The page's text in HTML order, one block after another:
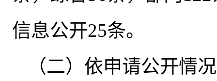
信息公开25条。
（二）依申请公开情况